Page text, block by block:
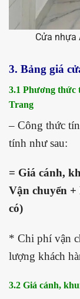
Cửa nhựa
3. Bảng giá
3.1 Phương thức
Trang
– Công thức
tính như sau:
= Giá cánh,
Vận chuyển
có)
* Chi phí vận
lượng khách
3.2 Giá cánh,